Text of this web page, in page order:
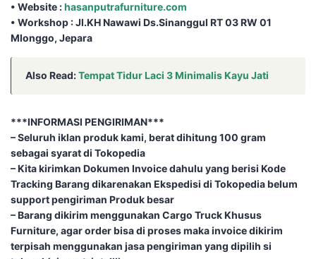
• Website :hasanputrafurniture.com
• Workshop : Jl.KH Nawawi Ds.Sinanggul RT 03 RW 01
Mlonggo, Jepara
Also Read:Tempat Tidur Laci 3 Minimalis Kayu Jati
***INFORMASI PENGIRIMAN***
– Seluruh iklan produk kami, berat dihitung 100 gram
sebagai syarat di Tokopedia
– Kita kirimkan Dokumen Invoice dahulu yang berisi Kode
Tracking Barang dikarenakan Ekspedisi di Tokopedia belum
support pengiriman Produk besar
– Barang dikirim menggunakan Cargo Truck Khusus
Furniture, agar order bisa di proses maka invoice dikirim
terpisah menggunakan jasa pengiriman yang dipilih si